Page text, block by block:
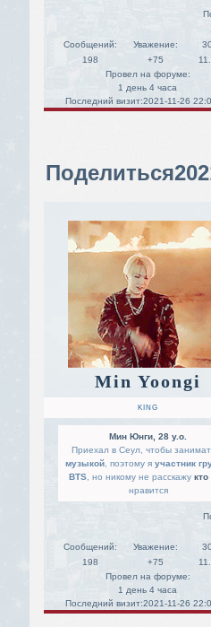
Сообщений:
198
Уважение:
+75
Провел на форуме:
1 день 4 часа
Последний визит:2021-11-26
Поделиться
Min Yoongi
KING
Мин Юнги, 28 y.o.
Приехал в Сеул, чтобы
музыкой, поэтому я участник
BTS, но никому не расскажукто
нравится
Сообщений:
198
Уважение:
+75
Провел на форуме:
1 день 4 часа
Последний визит:2021-11-26